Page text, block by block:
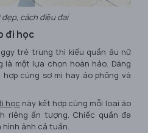
cách điệu đai
đi học
trẻ trung thì kiểu quần âu nữ
một lựa chọn hoàn hảo. Dáng
cùng sơ mi hay áo phông và
học này kết hợp cùng mỗi loại áo
riêng ấn tượng. Chiếc quần đa
hình ảnh cả tuần.